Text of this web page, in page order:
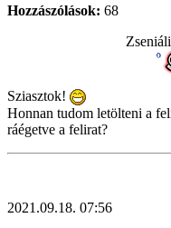
Hozzászólások: 68
Sziasztok!
Honnan tudom letölteni a
ráégetve a felirat?
2021.09.18. 07:56